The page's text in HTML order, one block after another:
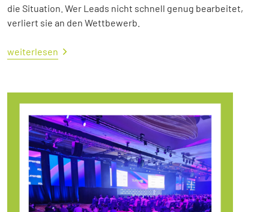
die Situation. Wer Leads nicht schnell genug bearbeitet,
verliert sie an den Wettbewerb.
weiterlesen